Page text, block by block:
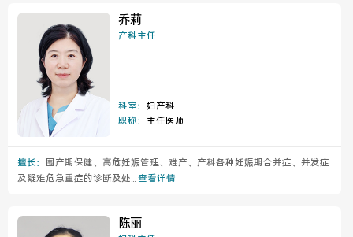
乔莉
产科主任
科室：妇产科
职称：主任医师
擅长：
围产期保健、高危妊娠管理、难产、产科各种妊娠期合并症、并发症
及疑难危急重症的诊断及处... 查看详情
陈丽